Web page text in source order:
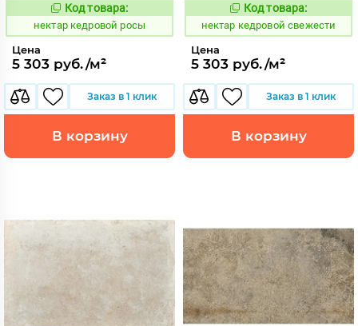
1129832
Код товара:
нектар кедровой росы
Цена
5 303 руб./м²
Заказ в 1 клик
В корзину
1129833
Код товара:
нектар кедровой свежести
Цена
5 303 руб./м²
Заказ в 1 клик
В корзину